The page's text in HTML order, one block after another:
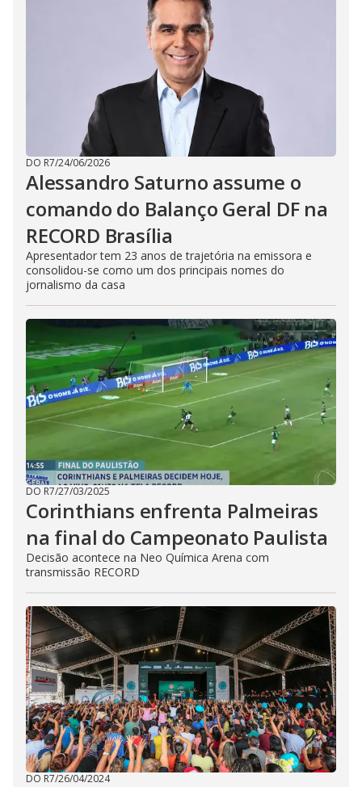
d
e
o
DO R7/24/06/2026
Alessandro Saturno assume o
comando do Balanço Geral DF na
RECORD Brasília
Apresentador tem 23 anos de trajetória na emissora e
consolidou-se como um dos principais nomes do
jornalismo da casa
DO R7/27/03/2025
Corinthians enfrenta Palmeiras
na final do Campeonato Paulista
Decisão acontece na Neo Química Arena com
transmissão RECORD
DO R7/26/04/2024